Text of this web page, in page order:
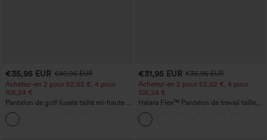
€35,95 EUR €40,95 EUR
Achetez-en 2 pour 52,62 €, 4 pour
105,24 €
Pantalon de golf fuselé taille mi-haute à
cordon, ourlet incurvé, séchage rapide,
avec poches — UPF40+
€31,95 EUR €35,95 EUR
Achetez-en 2 pour 52,62 €, 4 pour
105,24 €
Halara Flex™ Pantalon de travail taille
haute sculptant la silhouette, gainant la
taille, avec poches, jambe large en
micro-gaufre